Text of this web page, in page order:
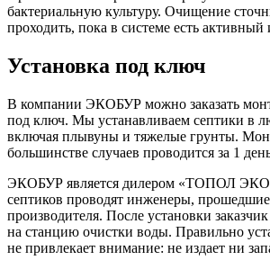
бактериальную культуру. Очищение
проходить, пока в системе есть активный
Установка под ключ
В компании ЭКОБУР можно заказать
под ключ. Мы устанавливаем септики в
включая плывуны и тяжелые грунты.
большинстве случаев проводится за 1
ЭКОБУР является дилером «ТОПОЛ
септиков проводят инженеры,
производителя. После установки
на станцию очистки воды. Правильно
не привлекает внимание: не издает ни